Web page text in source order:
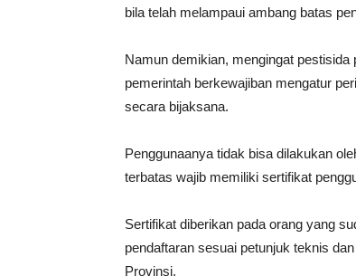
bila telah melampaui ambang batas
Namun demikian, mengingat
pemerintah berkewajiban mengatur
secara bijaksana.
Penggunaanya tidak bisa dilakukan
terbatas wajib memiliki sertifikat
Sertifikat diberikan pada orang yang
pendaftaran sesuai petunjuk teknis
Provinsi.